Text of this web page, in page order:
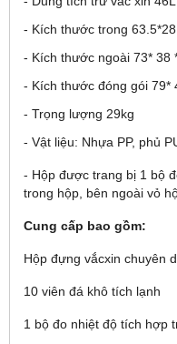
- Kích thước trong
- Kích thước ngoài 73* 38
- Kích thước đóng gói 79*
- Trọng lượng 29kg
- Vật liệu: Nhựa PP, phủ
- Hộp được trang bị 1 bộ
trong hộp, bên ngoài vỏ
Cung cấp bao gồm:
Hộp đựng vắcxin chuyên
10 viên đá khô tích lạnh
1 bộ đo nhiệt độ tích hợp